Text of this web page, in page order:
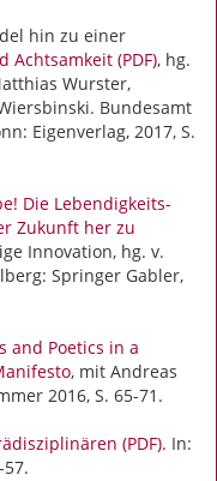
hin zu einer
Achtsamkeit (PDF), hg.
Wurster,
Bundesamt
Eigenverlag, 2017, S.
Die Lebendigkeits-
Zukunft her zu
Innovation, hg. v.
Springer Gabler,
and Poetics in a
, mit Andreas
2016, S. 65-71.
(PDF). In: